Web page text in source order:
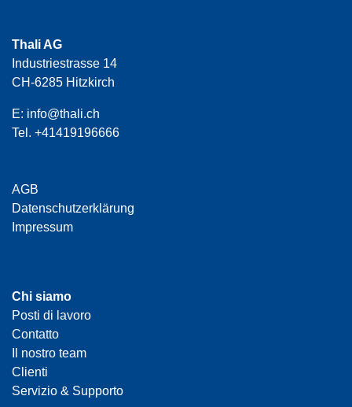
Thali AG
Industriestrasse 14
CH-6285 Hitzkirch
E: info@thali.ch
Tel. +41419196666
AGB
Datenschutzerklärung
Impressum
Chi siamo
Posti di lavoro
Contatto
Il nostro team
Clienti
Servizio & Supporto